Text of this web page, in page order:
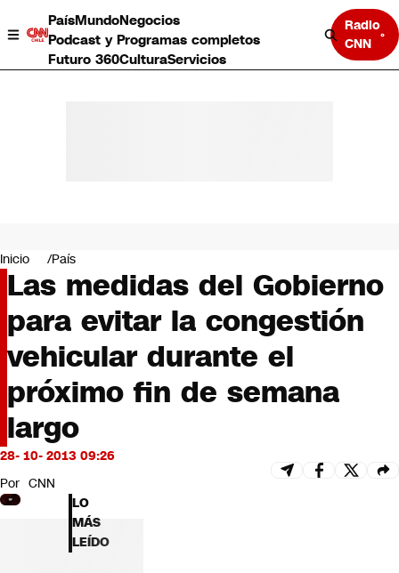
PaísMundoNegocios
Podcast y Programas completos
Futuro 360CulturaServicios
Radio
CNN
Negocios
Deportes
Programas completos
Cultura
Servicios
Bits
CNN Data
CNN tiempo
Opinión
Inicio País
Las medidas del Gobierno
para evitar la congestión
vehicular durante el
próximo fin de semana
largo
28- 10- 2013 09:26
Por CNN
LO
MÁS
LEÍDO